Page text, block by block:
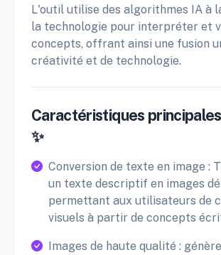
L'outil utilise des algorithmes IA à
la technologie pour interpréter et
concepts, offrant ainsi une fusion
créativité et de technologie.
Caractéristiques
✨
Conversion de texte en image :
un texte descriptif en images
permettant aux utilisateurs de
visuels à partir de concepts
Images de haute qualité :